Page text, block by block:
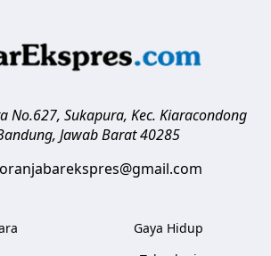
No.627, Sukapura, Kec. Kiaracondong
, Jawab Barat 40285
Gaya Hidup